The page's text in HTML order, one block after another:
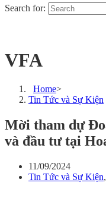
Search for:
VFA
Home>
Tin Tức và Sự Kiện
Mời tham dự
và đầu tư tại
11/09/2024
Tin Tức và Sự Kiện,